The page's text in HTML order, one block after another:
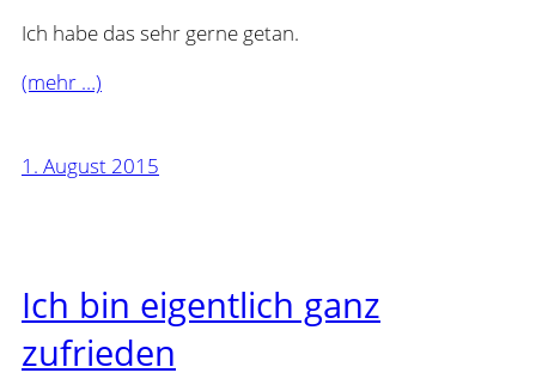
Ich habe das sehr gerne getan.
(mehr …)
1. August 2015
Ich bin eigentlich ganz
zufrieden